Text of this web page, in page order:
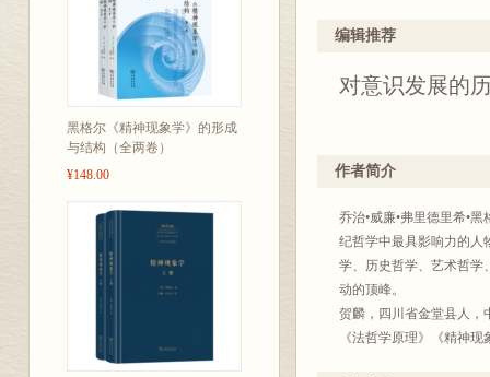
黑格尔《精神现象学》的形成
与结构（全两卷）
¥148.00
编辑推荐
对意识发展的
作者简介
乔治•威廉•弗里德里希•
纪哲学中最具影响力的人
学、历史哲学、艺术哲学
动的顶峰。
贺麟，四川省金堂县人，
《法哲学原理》《精神